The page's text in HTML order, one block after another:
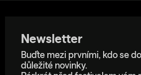
Newsletter
Buďte mezi prvními, kdo se
důležité novinky.